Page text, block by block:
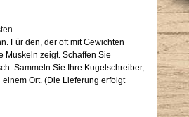
Für den, der oft mit Gewichten
Muskeln zeigt. Schaffen Sie
Sammeln Sie Ihre Kugelschreiber,
Ort. (Die Lieferung erfolgt